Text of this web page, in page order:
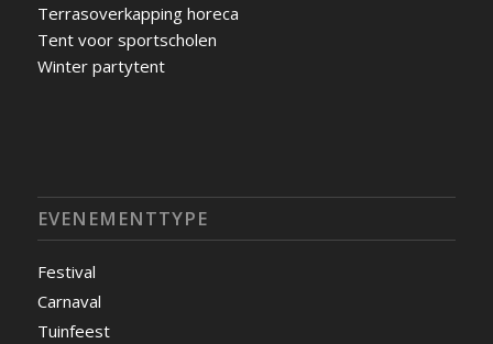
Terrasoverkapping horeca
Tent voor sportscholen
Winter partytent
EVENEMENTTYPE
Festival
Carnaval
Tuinfeest